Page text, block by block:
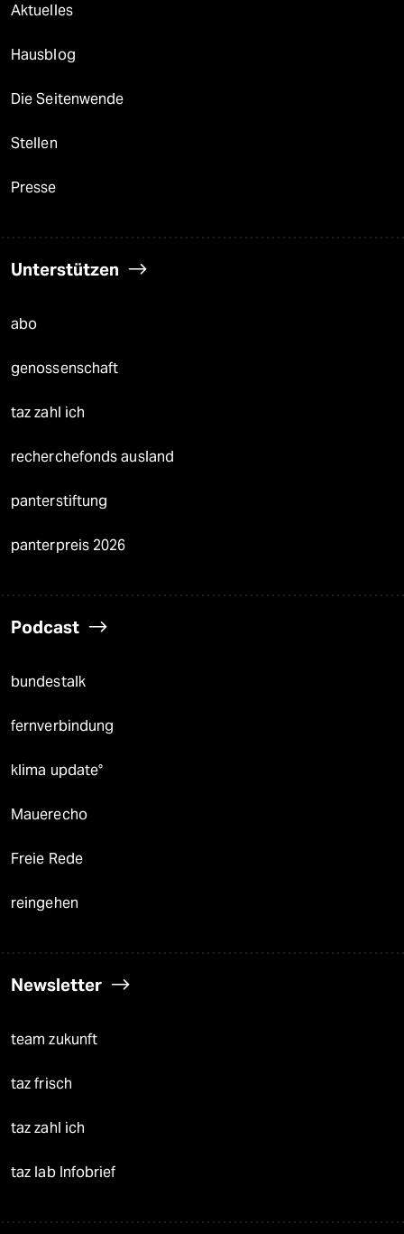
Aktuelles
Hausblog
Die Seitenwende
Stellen
Presse
Unterstützen
abo
genossenschaft
taz zahl ich
recherchefonds ausland
panterstiftung
panterpreis 2026
Podcast
bundestalk
fernverbindung
klima update°
Mauerecho
Freie Rede
reingehen
Newsletter
team zukunft
taz frisch
taz zahl ich
taz lab Infobrief